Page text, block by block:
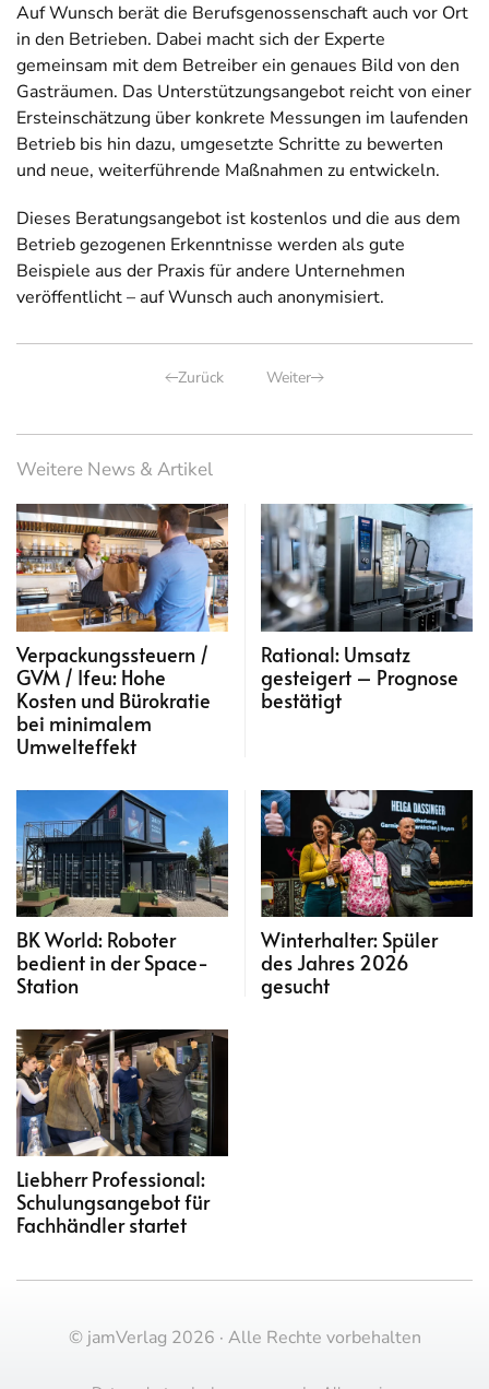
Auf Wunsch berät die Berufsgenossenschaft auch vor Ort
in den Betrieben. Dabei macht sich der Experte
gemeinsam mit dem Betreiber ein genaues Bild von den
Gasträumen. Das Unterstützungsangebot reicht von einer
Ersteinschätzung über konkrete Messungen im laufenden
Betrieb bis hin dazu, umgesetzte Schritte zu bewerten
und neue, weiterführende Maßnahmen zu entwickeln.
Dieses Beratungsangebot ist kostenlos und die aus dem
Betrieb gezogenen Erkenntnisse werden als gute
Beispiele aus der Praxis für andere Unternehmen
veröffentlicht – auf Wunsch auch anonymisiert.
Zurück Weiter
Weitere News & Artikel
Verpackungssteuern /
GVM / Ifeu: Hohe
Kosten und Bürokratie
bei minimalem
Umwelteffekt
Rational: Umsatz
gesteigert – Prognose
bestätigt
BK World: Roboter
bedient in der Space-
Station
Winterhalter: Spüler
des Jahres 2026
gesucht
Liebherr Professional:
Schulungsangebot für
Fachhändler startet
© jamVerlag 2026 · Alle Rechte vorbehalten